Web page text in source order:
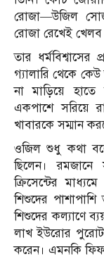
রোজা—উজিল
রোজা রেখেই
তার
গ্যালারি থেকে
না মাড়িয়ে
একপাশে সরিয়ে
খাবারকে সম্মান
ওজিল শুধু কথা
ছিলেন। রমজানে
ক্রিসেন্টের
শিশুদের
শিশুদের কল্যাণে
লাখ ইউরোর
করেন। এমনকি